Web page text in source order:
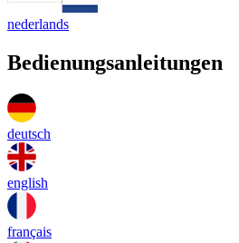
nederlands
Bedienungsanleitungen
deutsch
english
français